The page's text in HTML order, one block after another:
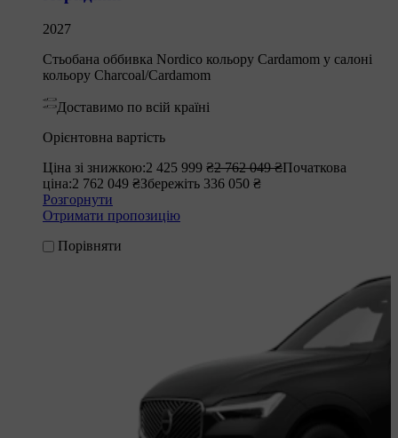
2027
Стьобана оббивка Nordico кольору Cardamom у салоні
кольору Charcoal/Cardamom
Доставимо по всій країні
Орієнтовна вартість
Ціна зі знижкою:2 425 999 ₴2 762 049 ₴Початкова
ціна:2 762 049 ₴Збережіть 336 050 ₴
Розгорнути
Отримати пропозицію
Порівняти